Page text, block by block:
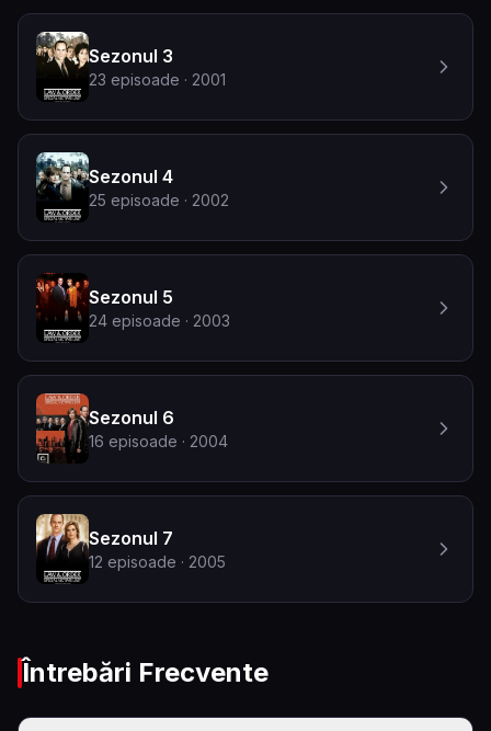
Sezonul 3
23 episoade · 2001
Sezonul 4
25 episoade · 2002
Sezonul 5
24 episoade · 2003
Sezonul 6
16 episoade · 2004
Sezonul 7
12 episoade · 2005
Întrebări Frecvente